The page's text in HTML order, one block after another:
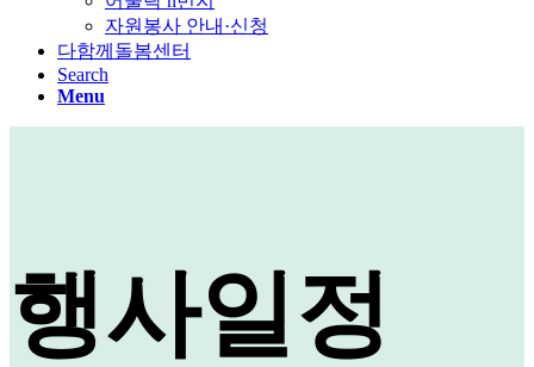
자원봉사 안내·신청
다함께돌봄센터
Search
Menu
행사일정